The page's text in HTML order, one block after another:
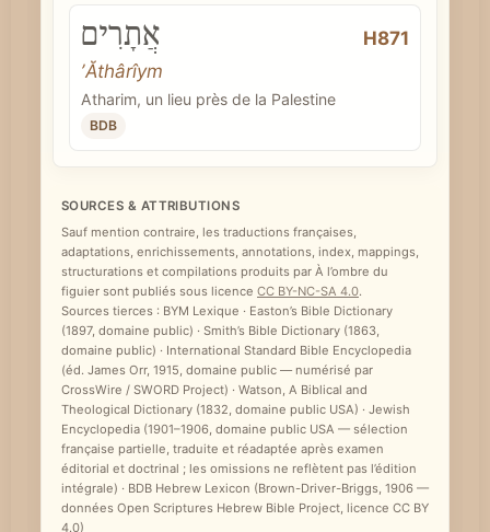
אֲתָרִים
H871
ʼĂthârîym
Atharim, un lieu près de la Palestine
BDB
SOURCES & ATTRIBUTIONS
Sauf mention contraire, les traductions françaises,
adaptations, enrichissements, annotations, index, mappings,
structurations et compilations produits par À l’ombre du
figuier sont publiés sous licence CC BY-NC-SA 4.0.
Sources tierces : BYM Lexique · Easton’s Bible Dictionary
(1897, domaine public) · Smith’s Bible Dictionary (1863,
domaine public) · International Standard Bible Encyclopedia
(éd. James Orr, 1915, domaine public — numérisé par
CrossWire / SWORD Project) · Watson, A Biblical and
Theological Dictionary (1832, domaine public USA) · Jewish
Encyclopedia (1901–1906, domaine public USA — sélection
française partielle, traduite et réadaptée après examen
éditorial et doctrinal ; les omissions ne reflètent pas l’édition
intégrale) · BDB Hebrew Lexicon (Brown-Driver-Briggs, 1906 —
données Open Scriptures Hebrew Bible Project, licence CC BY
4.0)